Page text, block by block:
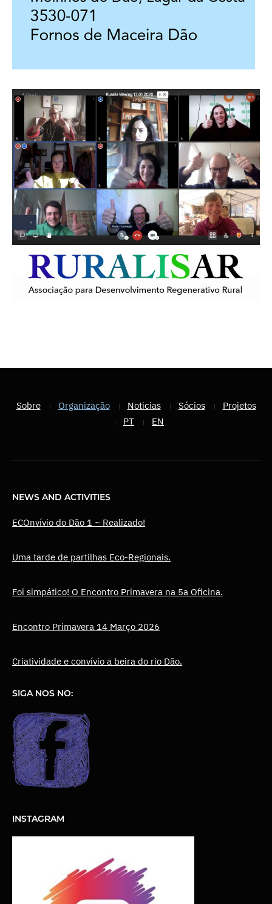
Sobre Organização Noticias Sócios
Projetos
PT
EN
NEWS AND ACTIVITIES
ECOnvívio do Dão 1 ~ Realizado!
Uma tarde de partilhas Eco-Regionais.
Foi simpático! O Encontro Primavera na 5a Oficina.
Encontro Primavera 14 Março 2026
Criatividade e convívio a beira do rio Dão.
SIGA NOS NO:
INSTAGRAM